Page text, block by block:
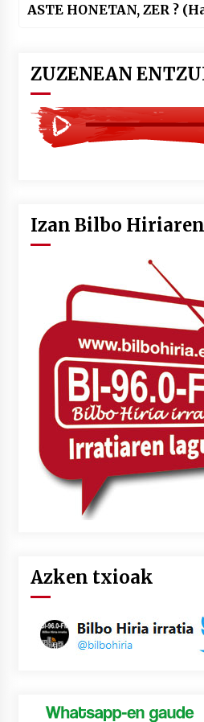
ASTE HONETAN, ZER ?
ZUZENEAN
Izan Bilbo
Azken txioak